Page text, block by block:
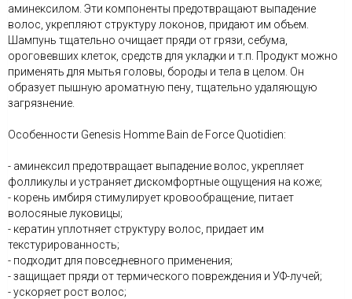
аминексилом. Эти компоненты предотвращают выпадение
волос, укрепляют структуру локонов, придают им объем.
Шампунь тщательно очищает пряди от грязи, себума,
ороговевших клеток, средств для укладки и т.п. Продукт можно
применять для мытья головы, бороды и тела в целом. Он
образует пышную ароматную пену, тщательно удаляющую
загрязнение.
Особенности Genesis Homme Bain de Force Quotidien:
- аминексил предотвращает выпадение волос, укрепляет
фолликулы и устраняет дискомфортные ощущения на коже;
- корень имбиря стимулирует кровообращение, питает
волосяные луковицы;
- кератин уплотняет структуру волос, придает им
текстурированность;
- подходит для повседневного применения;
- защищает пряди от термического повреждения и УФ-лучей;
- ускоряет рост волос;